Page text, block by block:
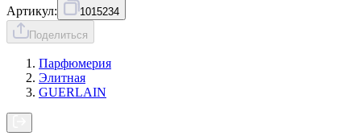
Артикул:
1015234
Поделиться
Парфюмерия
Элитная
GUERLAIN